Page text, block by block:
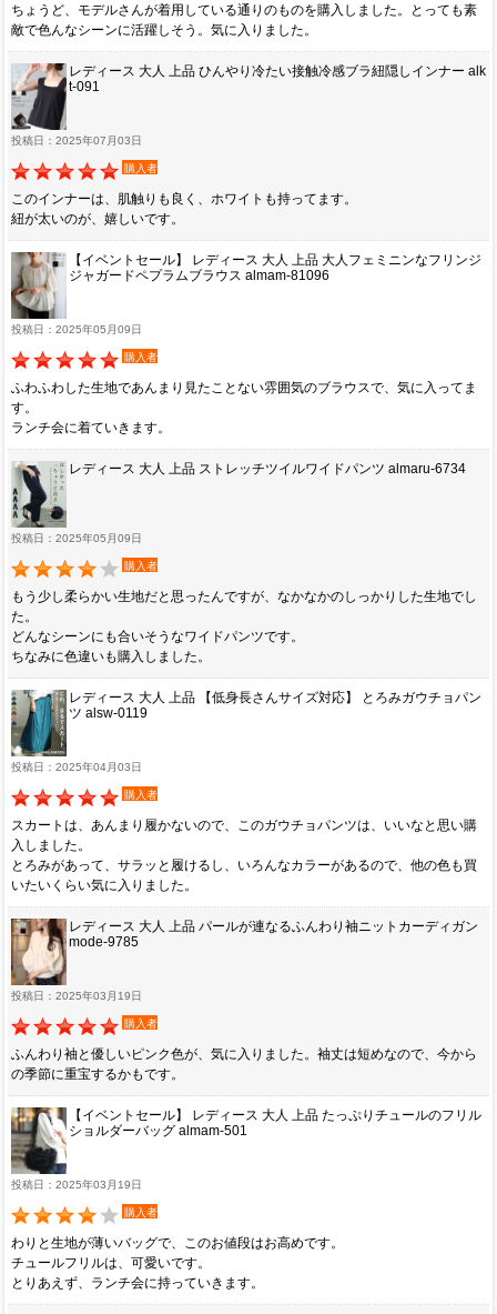
ちょうど、モデルさんが着用している通りのものを購入しました。とっても素
敵で色んなシーンに活躍しそう。気に入りました。
レディース 大人 上品 ひんやり冷たい接触冷感ブラ紐隠しインナー alk
t-091
投稿日：2025年07月03日
購入者
このインナーは、肌触りも良く、ホワイトも持ってます。
紐が太いのが、嬉しいです。
【イベントセール】 レディース 大人 上品 大人フェミニンなフリンジ
ジャガードペプラムブラウス almam-81096
投稿日：2025年05月09日
購入者
ふわふわした生地であんまり見たことない雰囲気のブラウスで、気に入ってま
す。
ランチ会に着ていきます。
レディース 大人 上品 ストレッチツイルワイドパンツ almaru-6734
投稿日：2025年05月09日
購入者
もう少し柔らかい生地だと思ったんですが、なかなかのしっかりした生地でし
た。
どんなシーンにも合いそうなワイドパンツです。
ちなみに色違いも購入しました。
レディース 大人 上品 【低身長さんサイズ対応】 とろみガウチョパン
ツ alsw-0119
投稿日：2025年04月03日
購入者
スカートは、あんまり履かないので、このガウチョパンツは、いいなと思い購
入しました。
とろみがあって、サラッと履けるし、いろんなカラーがあるので、他の色も買
いたいくらい気に入りました。
レディース 大人 上品 パールが連なるふんわり袖ニットカーディガン
mode-9785
投稿日：2025年03月19日
購入者
ふんわり袖と優しいピンク色が、気に入りました。袖丈は短めなので、今から
の季節に重宝するかもです。
【イベントセール】 レディース 大人 上品 たっぷりチュールのフリル
ショルダーバッグ almam-501
投稿日：2025年03月19日
購入者
わりと生地が薄いバッグで、このお値段はお高めです。
チュールフリルは、可愛いです。
とりあえず、ランチ会に持っていきます。